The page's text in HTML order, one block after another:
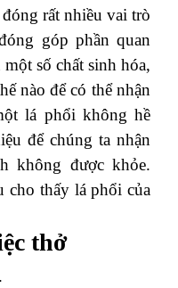
rất nhiều vai trò
góp phần quan
số chất sinh hóa,
nào để có thể nhận
lá phổi không hề
để chúng ta nhận
không được khỏe.
cho thấy lá phổi của
thở